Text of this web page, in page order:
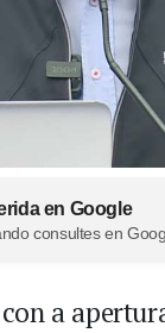
en Google
consultes en
a